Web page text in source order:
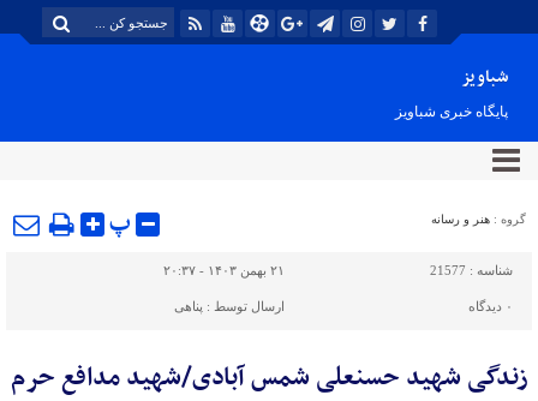
شباویز
پایگاه خبری شباویز
گروه : هنر و رسانه پ
شناسه : 21577 ۲۱ بهمن ۱۴۰۳ - ۲۰:۳۷
۰ دیدگاه ارسال توسط : پناهی
زندگی شهید حسنعلی شمس آبادی/شهید مدافع حرم